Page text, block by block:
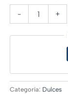
- +
Categoría: Dulces